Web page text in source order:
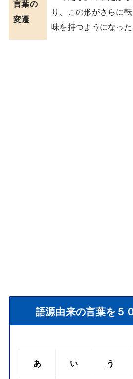
言葉の
変遷
り、この形がさらに
味を持つようになった
語源由来の言葉を５
あ い う